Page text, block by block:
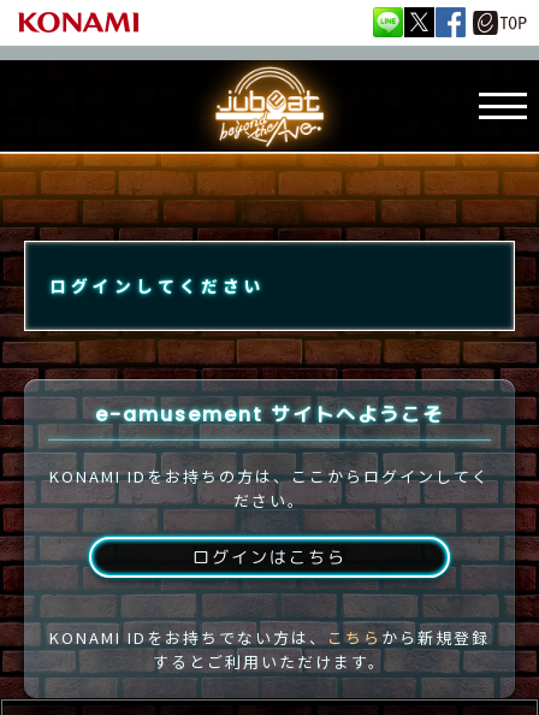
ログインしてください
e-amusement サイトへようこそ
KONAMI IDをお持ちの方は、ここからログインしてく
ださい。
ログインはこちら
KONAMI IDをお持ちでない方は、 こちらから新規登録
するとご利用いただけます。